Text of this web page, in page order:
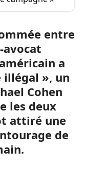
entre
avocat
a
illégal », un
Cohen
les deux
attiré une
de